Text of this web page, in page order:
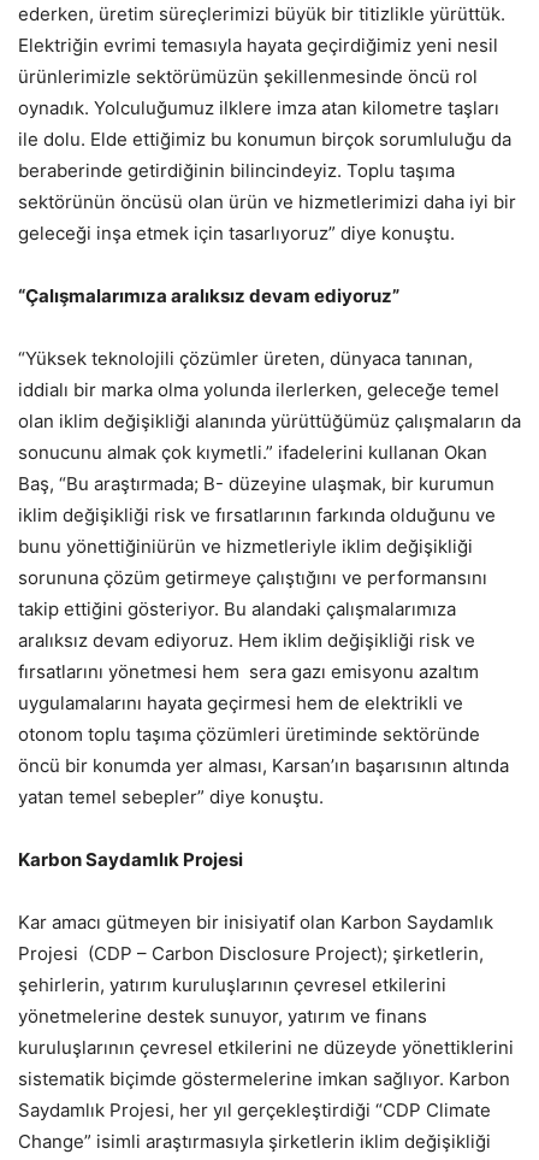
ederken, üretim süreçlerimizi büyük bir titizlikle yürüttük.
Elektriğin evrimi temasıyla hayata geçirdiğimiz yeni nesil
ürünlerimizle sektörümüzün şekillenmesinde öncü rol
oynadık. Yolculuğumuz ilklere imza atan kilometre taşları
ile dolu. Elde ettiğimiz bu konumun birçok sorumluluğu da
beraberinde getirdiğinin bilincindeyiz. Toplu taşıma
sektörünün öncüsü olan ürün ve hizmetlerimizi daha iyi bir
geleceği inşa etmek için tasarlıyoruz” diye konuştu.
“Çalışmalarımıza aralıksız devam ediyoruz”
“Yüksek teknolojili çözümler üreten, dünyaca tanınan,
iddialı bir marka olma yolunda ilerlerken, geleceğe temel
olan iklim değişikliği alanında yürüttüğümüz çalışmaların da
sonucunu almak çok kıymetli.” ifadelerini kullanan Okan
Baş, “Bu araştırmada; B- düzeyine ulaşmak, bir kurumun
iklim değişikliği risk ve fırsatlarının farkında olduğunu ve
bunu yönettiğiniürün ve hizmetleriyle iklim değişikliği
sorununa çözüm getirmeye çalıştığını ve performansını
takip ettiğini gösteriyor. Bu alandaki çalışmalarımıza
aralıksız devam ediyoruz. Hem iklim değişikliği risk ve
fırsatlarını yönetmesi hem sera gazı emisyonu azaltım
uygulamalarını hayata geçirmesi hem de elektrikli ve
otonom toplu taşıma çözümleri üretiminde sektöründe
öncü bir konumda yer alması, Karsan’ın başarısının altında
yatan temel sebepler” diye konuştu.
Karbon Saydamlık Projesi
Kar amacı gütmeyen bir inisiyatif olan Karbon Saydamlık
Projesi (CDP – Carbon Disclosure Project); şirketlerin,
şehirlerin, yatırım kuruluşlarının çevresel etkilerini
yönetmelerine destek sunuyor, yatırım ve finans
kuruluşlarının çevresel etkilerini ne düzeyde yönettiklerini
sistematik biçimde göstermelerine imkan sağlıyor. Karbon
Saydamlık Projesi, her yıl gerçekleştirdiği “CDP Climate
Change” isimli araştırmasıyla şirketlerin iklim değişikliği